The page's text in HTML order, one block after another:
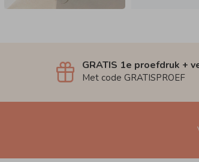
GRATIS 1e proefdruk +
Met code GRATISPROEF